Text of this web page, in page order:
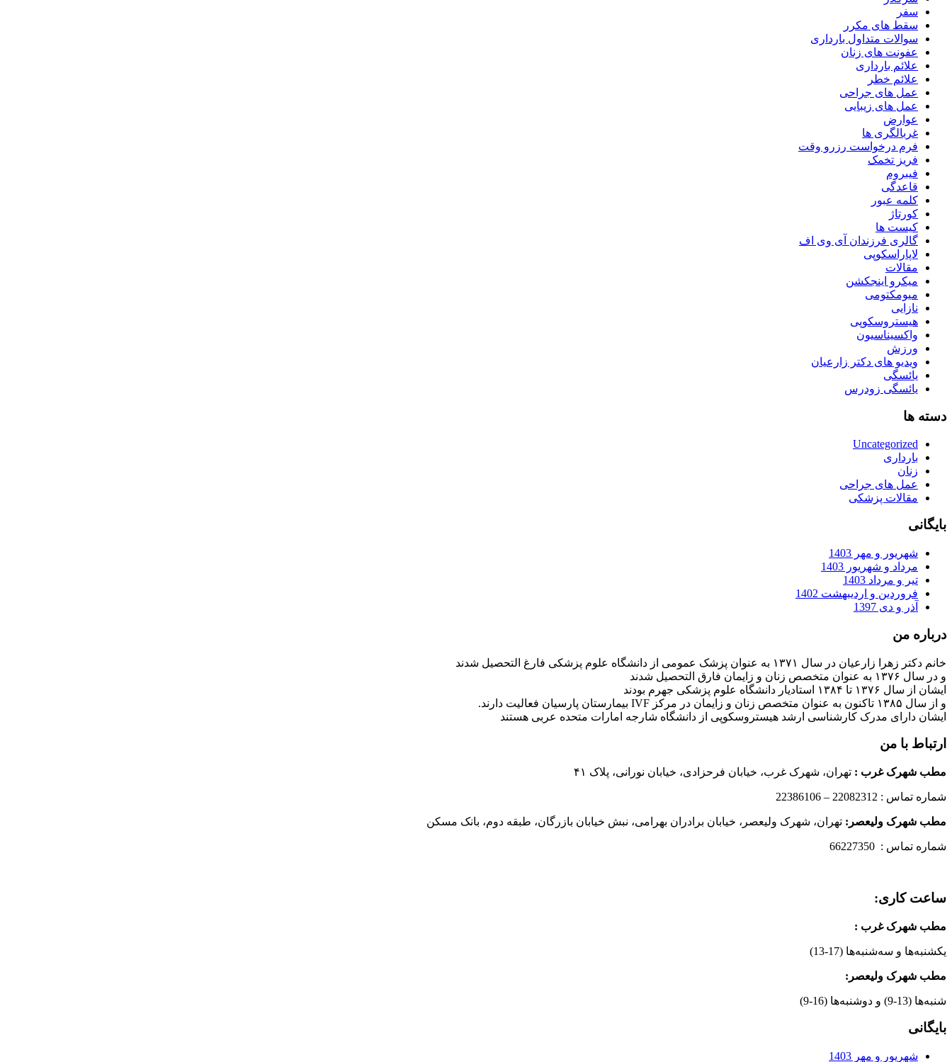
سفر
سقط های مکرر
سوالات متداول بارداری
عفونت های زنان
علائم بارداری
علائم خطر
عمل های جراحی
عمل های زیبایی
عوارض
غربالگری ها
فرم درخواست رزرو وقت
فریز تخمک
فیبروم
قاعدگی
کلمه عبور
کورتاژ
کیست ها
گالری فرزندان آی وی اف
لاپاراسکوپی
مقالات
میکرو اینجکشن
میومکتومی
نازایی
هیستروسکوپی
واکسیناسیون
ورزش
ویدیو های دکتر زارعیان
یائسگی
یائسگی زودرس
دسته ها
Uncategorized
بارداری
زنان
عمل های جراحی
مقالات پزشکی
بایگانی
شهریور و مهر 1403
مرداد و شهریور 1403
تیر و مرداد 1403
فروردین و اردیبهشت 1402
آذر و دی 1397
درباره من
خانم دکتر زهرا زارعیان در سال ۱۳۷۱ به عنوان پزشک عمومی از دانشگاه علوم پزشکی فارغ التحصیل شدند
و در سال ۱۳۷۶ به عنوان متخصص زنان و زایمان فارق التحصیل شدند
ایشان از سال ۱۳۷۶ تا ۱۳۸۴ استادیار دانشگاه علوم پزشکی جهرم بودند
و از سال ۱۳۸۵ تاکنون به عنوان متخصص زنان و زایمان در مرکز IVF بیمارستان پارسیان فعالیت دارند.
ایشان دارای مدرک کارشناسی ارشد هیستروسکوپی از دانشگاه شارجه امارات متحده عربی هستند
ارتباط با من
مطب شهرک غرب : تهران، شهرک غرب، خیابان فرحزادی، خیابان نورانی، پلاک ۴۱
شماره تماس : 22082312 – 22386106
مطب شهرک ولیعصر: تهران، شهرک ولیعصر، خیابان برادران بهرامی، نبش خیابان بازرگان، طبقه دوم، بانک مسکن
شماره تماس : 66227350
ساعت کاری:
مطب شهرک غرب :
یکشنبه‌ها و سه‌شنبه‌ها (17-13)
مطب شهرک ولیعصر:
شنبه‌ها (13-9) و دوشنبه‌ها (16-9)
بایگانی
شهریور و مهر 1403